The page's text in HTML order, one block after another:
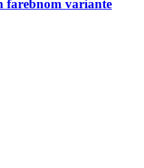
farebnom variante